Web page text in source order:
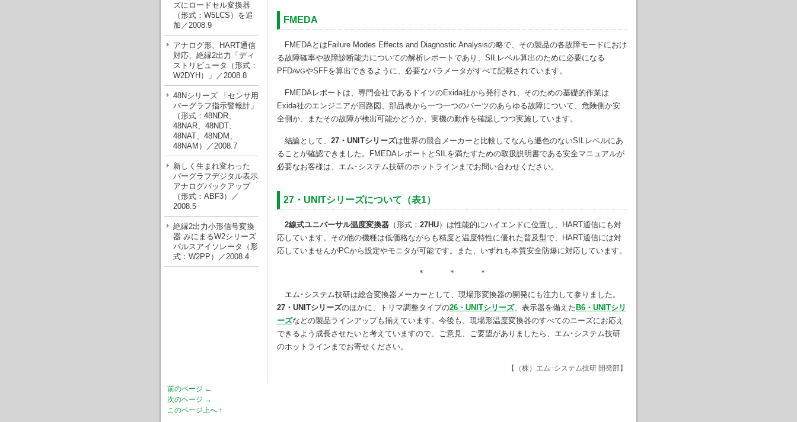
ズにロードセル変換器
（形式：W5LCS）を追
加／2008.9
アナログ形、HART通信
対応、絶縁2出力「ディ
ストリビュータ（形式：
W2DYH）」／2008.8
48Nシリーズ 「センサ用
バーグラフ指示警報計」
（形式：48NDR、
48NAR、48NDT、
48NAT、48NDM、
48NAM）／2008.7
新しく生まれ変わった
バーグラフデジタル表示
アナログバックアップ
（形式：ABF3）／
2008.5
絶縁2出力小形信号変換
器 みにまるW2シリーズ
パルスアイソレータ（形
式：W2PP）／2008.4
FMEDA
FMEDAとはFailure Modes Effects and Diagnostic Analysisの略で、その製品の各故障モードにおけ
る故障確率や故障診断能力についての解析レポートであり、SILレベル算出のために必要になる
PFDAVGやSFFを算出できるように、必要なパラメータがすべて記載されています。
FMEDAレポートは、専門会社であるドイツのExida社から発行され、そのための基礎的作業は
Exida社のエンジニアが回路図、部品表から一つ一つのパーツのあらゆる故障について、危険側か安
全側か、またその故障が検出可能かどうか、実機の動作を確認しつつ実施しています。
結論として、 27・UNITシリーズは世界の競合メーカーと比較してなんら遜色のないSILレベルにあ
ることが確認できました。FMEDAレポートとSILを満たすための取扱説明書である安全マニュアルが
必要なお客様は、エム･システム技研のホットラインまでお問い合わせください。
27・UNITシリーズについて（表1）
2線式ユニバーサル温度変換器 （形式： 27HU）は性能的にハイエンドに位置し、HART通信にも対
応しています。その他の機種は低価格ながらも精度と温度特性に優れた普及型で、HART通信には対
応していませんがPCから設定やモニタが可能です。また、いずれも本質安全防爆に対応しています。
＊ ＊ ＊
エム･システム技研は総合変換器メーカーとして、現場形変換器の開発にも注力して参りました。
27・UNITシリーズのほかに、トリマ調整タイプの26・UNITシリーズ、表示器を備えた B6・UNITシリ
ーズなどの製品ラインアップも揃えています。今後も、現場形温度変換器のすべてのニーズにお応え
できるよう成長させたいと考えていますので、ご意見、ご要望がありましたら、エム･システム技研
のホットラインまでお寄せください。
【（株）エム･システム技研 開発部】
前のページ ←
次のページ →
このページ上へ ↑